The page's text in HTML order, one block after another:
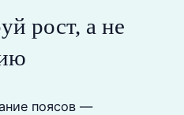
рост, а не
поясов —